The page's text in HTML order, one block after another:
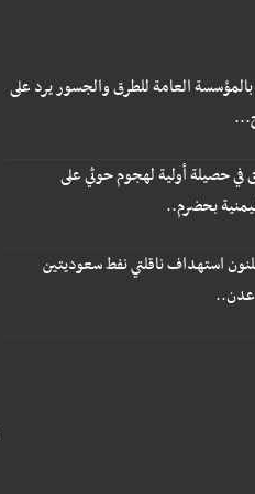
العامة للطرق والجسور يرد على
في حصيلة أولية لهجوم حوثي على
بحضرم..
استهداف ناقلتي نفط سعوديتين
عدن..